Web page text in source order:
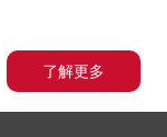
了解更多